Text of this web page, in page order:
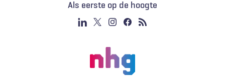
Als eerste op de hoogte